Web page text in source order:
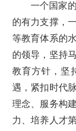
一个国家
的有力支撑，
等教育体系的
的领导，坚持
教育方针，坚
遇，紧扣时代
理念、服务构
力、培养人才